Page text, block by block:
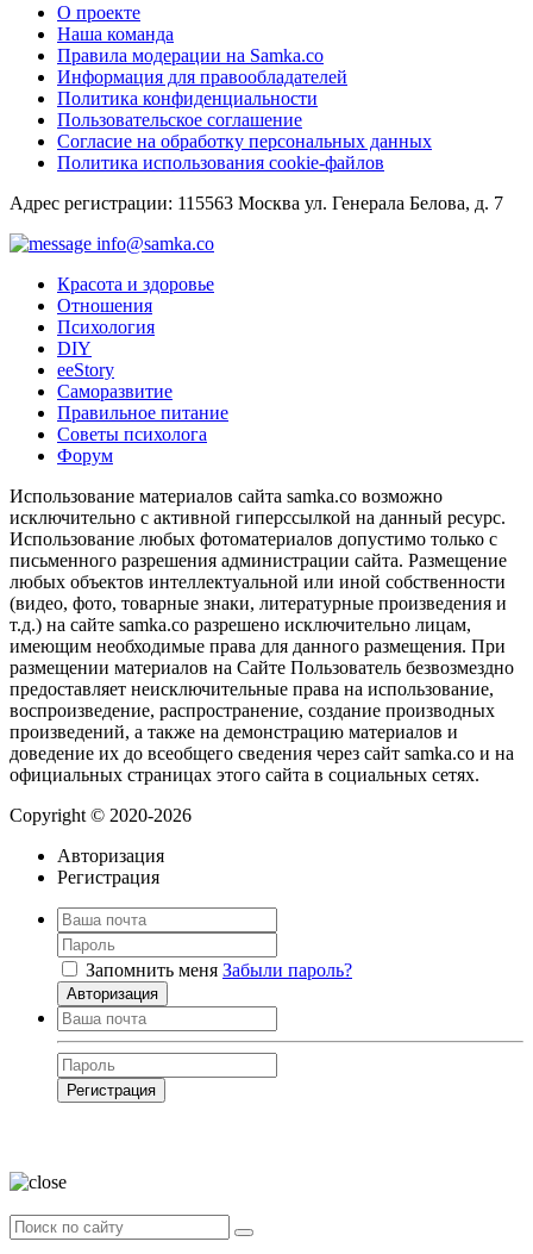
О проекте
Наша команда
Правила модерации на Samka.co
Информация для правообладателей
Политика конфиденциальности
Пользовательское соглашение
Согласие на обработку персональных данных
Политика использования cookie-файлов
Адрес регистрации: 115563 Москва ул. Генерала Белова, д. 7
info@samka.co
Красота и здоровье
Отношения
Психология
DIY
ееStory
Саморазвитие
Правильное питание
Советы психолога
Форум
Использование материалов сайта samka.co возможно
исключительно с активной гиперссылкой на данный ресурс.
Использование любых фотоматериалов допустимо только с
письменного разрешения администрации сайта. Размещение
любых объектов интеллектуальной или иной собственности
(видео, фото, товарные знаки, литературные произведения и
т.д.) на сайте samka.co разрешено исключительно лицам,
имеющим необходимые права для данного размещения. При
размещении материалов на Сайте Пользователь безвозмездно
предоставляет неисключительные права на использование,
воспроизведение, распространение, создание производных
произведений, а также на демонстрацию материалов и
доведение их до всеобщего сведения через сайт samka.co и на
официальных страницах этого сайта в социальных сетях.
Copyright © 2020-2026
Авторизация
Регистрация
Запомнить меня Забыли пароль?
Авторизация
Регистрация